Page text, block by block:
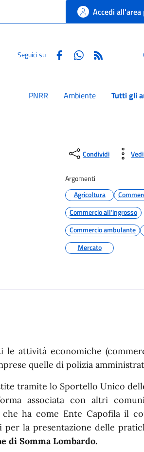
Accedi all'area
Seguici su FacebookWhatsapp
PNRR Ambiente Tutti gli
Condividi
Argomenti
Agricoltura
Commercio all'ingrosso
Commercio ambulante
Mercato
le attività economiche
quelle di polizia
tramite lo Sportello Unico
associata con altri
ha come Ente Capofila il
per la presentazione delle
di Somma Lombardo.